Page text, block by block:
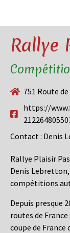
Rallye
751 Route
https://
Contact : Denis
Rallye Plaisir
Denis
compétitions
Depuis presque
routes de
coupe de France